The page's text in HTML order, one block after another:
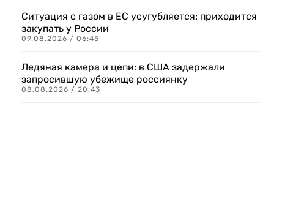
Ситуация с газом в ЕС усугубляется: приходится
закупать у России
09.08.2026 / 06:45
Ледяная камера и цепи: в США задержали
запросившую убежище россиянку
08.08.2026 / 20:43